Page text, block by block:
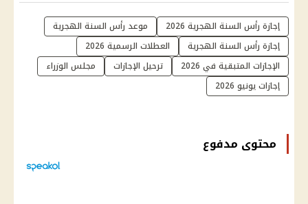
إجازة رأس السنة الهجرية 2026
موعد رأس السنة الهجرية
إجازة رأس السنة الهجرية
العطلات الرسمية 2026
الإجازات المتبقية في 2026
ترحيل الإجازات
مجلس الوزراء
إجازات يونيو 2026
محتوى مدفوع